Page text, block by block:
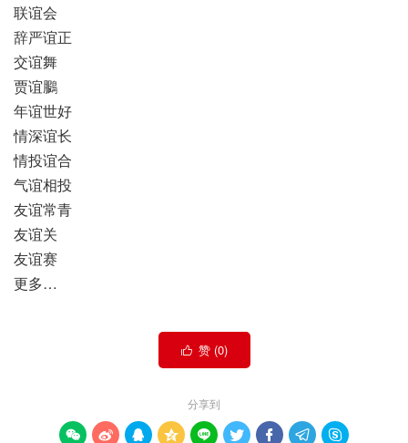
联谊会
辞严谊正
交谊舞
贾谊鵩
年谊世好
情深谊长
情投谊合
气谊相投
友谊常青
友谊关
友谊赛
更多…
 赞 (0)
分享到
        